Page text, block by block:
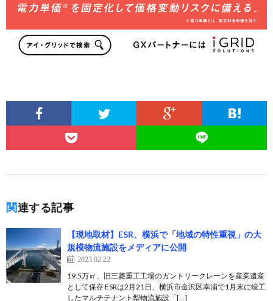
関連する記事
【現地取材】ESR、横浜で「地域の特性重視」の大
規模物流施設をメディアに公開
2023.02.22
19.5万㎡、旧三菱重工工場のガントリークレーンを産業遺産
として保存 ESRは2月21日、横浜市⾦沢区幸浦で1月末に竣工
したマルチテナント型物流施設「[…]